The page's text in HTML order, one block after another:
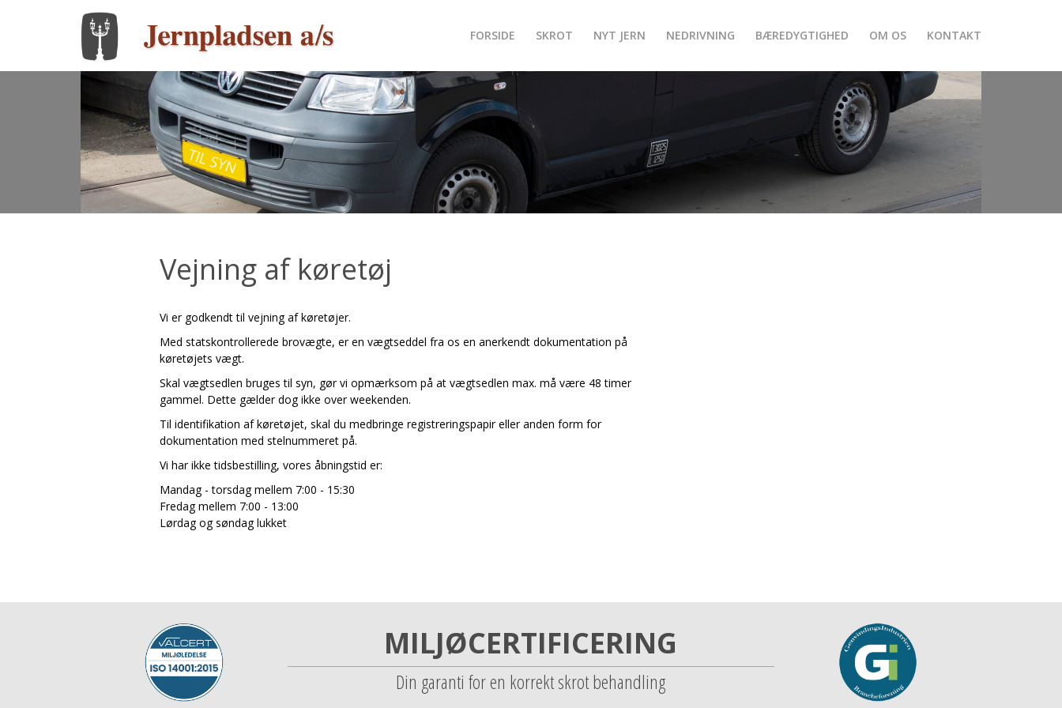
FORSIDE SKROT NYT JERN NEDRIVNING BÆREDYGTIGHED OM OS KONTAKT
Vejning af køretøj
Vi er godkendt til vejning af køretøjer.
Med statskontrollerede brovægte, er en vægtseddel fra os en anerkendt dokumentation på
køretøjets vægt.
Skal vægtsedlen bruges til syn, gør vi opmærksom på at vægtsedlen max. må være 48 timer
gammel. Dette gælder dog ikke over weekenden.
Til identifikation af køretøjet, skal du medbringe registreringspapir eller anden form for
dokumentation med stelnummeret på.
Vi har ikke tidsbestilling, vores åbningstid er:
Mandag - torsdag mellem 7:00 - 15:30
Fredag mellem 7:00 - 13:00
Lørdag og søndag lukket
MILJØCERTIFICERING
Din garanti for en korrekt skrot behandling